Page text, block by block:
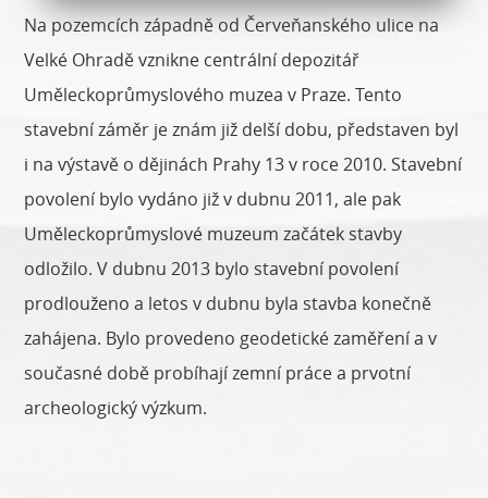
Na pozemcích západně od Červeňanského ulice na
Velké Ohradě vznikne centrální depozitář
Uměleckoprůmyslového muzea v Praze. Tento
stavební záměr je znám již delší dobu, představen byl
i na výstavě o dějinách Prahy 13 v roce 2010. Stavební
povolení bylo vydáno již v dubnu 2011, ale pak
Uměleckoprůmyslové muzeum začátek stavby
odložilo. V dubnu 2013 bylo stavební povolení
prodlouženo a letos v dubnu byla stavba konečně
zahájena. Bylo provedeno geodetické zaměření a v
současné době probíhají zemní práce a prvotní
archeologický výzkum.